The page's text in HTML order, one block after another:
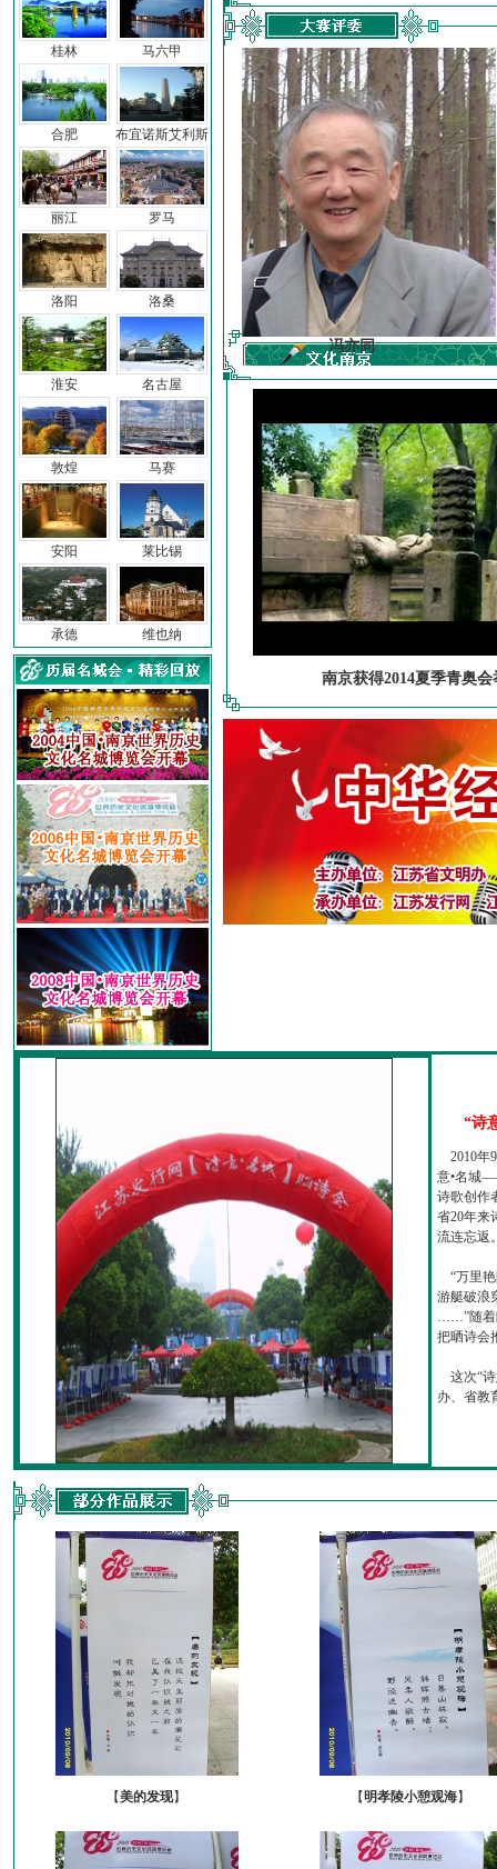
桂林
合肥
丽江
洛阳
淮安
敦煌
安阳
承德
马六甲
布宜诺斯艾利斯
罗马
洛桑
名古屋
马赛
莱比锡
维也纳
前子 冯亦同
南京获得2014夏季青奥会
“诗
2010年
意•名城
诗歌创作
省20年来
流连忘返
“万里艳
游艇破浪
……”随着
把晒诗会
这次“诗
办、省教
【美的发现】 【明孝陵小憩观海】